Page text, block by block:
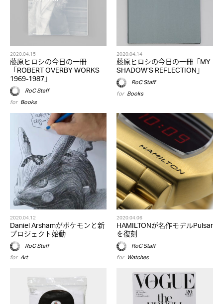
2020.04.15
藤原ヒロシの今日の一冊
「ROBERT OVERBY WORKS
1969-1987」
RoC Staff
for Books
2020.04.14
藤原ヒロシの今日の一冊「MY
SHADOW’S REFLECTION」
RoC Staff
for Books
2020.04.12
Daniel Arshamがポケモンと新
プロジェクト始動
RoC Staff
for Art
2020.04.06
HAMILTONが名作モデルPulsar
を復刻
RoC Staff
for Watches